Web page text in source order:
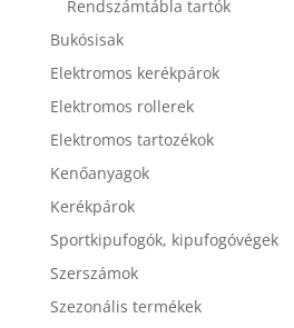
Rendszámtábla tartók
Bukósisak
Elektromos kerékpárok
Elektromos rollerek
Elektromos tartozékok
Kenőanyagok
Kerékpárok
Sportkipufogók, kipufogóvégek
Szerszámok
Szezonális termékek